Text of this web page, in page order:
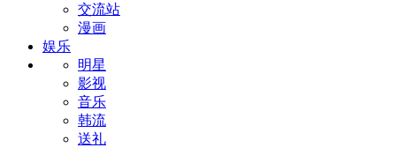
交流站
漫画
娱乐
明星
影视
音乐
韩流
送礼